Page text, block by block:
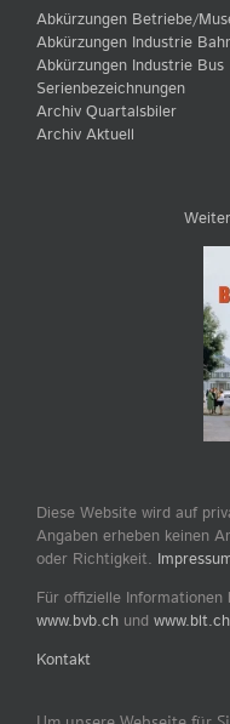
Abkürzungen Betriebe/
Abkürzungen Industrie
Abkürzungen Industrie Bus
Serienbezeichnungen
Archiv Quartalsbiler
Archiv Aktuell
Diese Website wird auf
Angaben erheben keinen
oder Richtigkeit.
Für offizielle
www.bvb.ch und www.blt.ch
Kontakt